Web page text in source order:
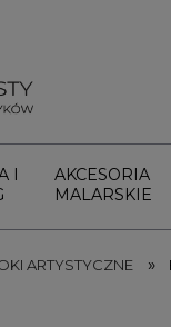
I
AKCESORIA
MALARSKIE
ARTYSTYCZNE »